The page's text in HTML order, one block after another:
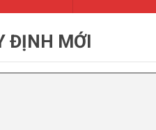
ĐỊNH MỚI